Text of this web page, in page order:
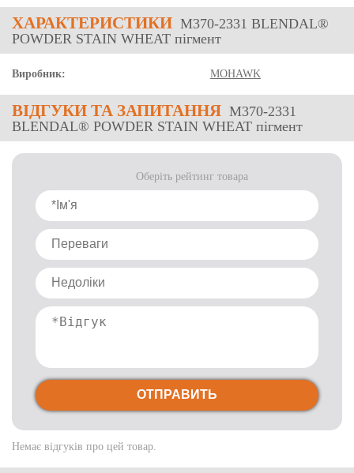
ХАРАКТЕРИСТИКИ M370-2331 BLENDAL®
POWDER STAIN WHEAT пігмент
Виробник: MOHAWK
ВІДГУКИ ТА ЗАПИТАННЯ M370-2331
BLENDAL® POWDER STAIN WHEAT пігмент
Немає відгуків про цей товар.
Оберіть рейтинг товара
ОТПРАВИТЬ